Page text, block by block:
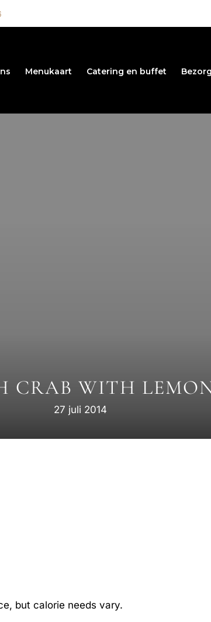
Menukaart Catering en buffet
CRAB WITH
27 juli 2014
but calorie needs vary.